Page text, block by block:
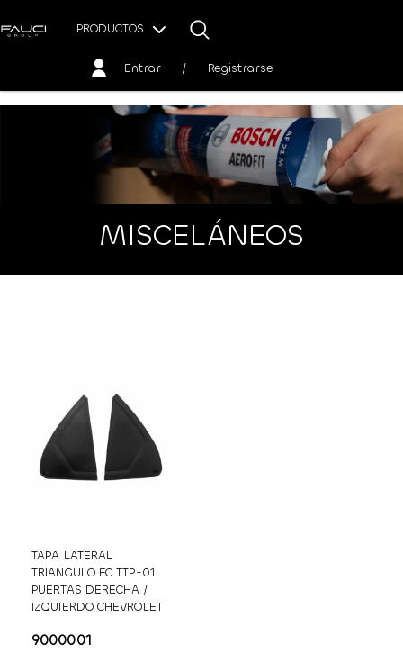
PRODUCTOS
Entrar / Registrarse
MISCELÁNEOS
TAPA LATERAL
TRIANGULO FC TTP-01
PUERTAS DERECHA /
IZQUIERDO CHEVROLET
9000001